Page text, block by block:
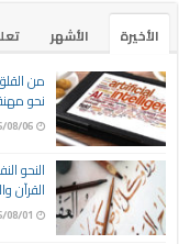
الأخيرة الأشهر
من
نحو
08/06
النحو
القرآن
08/01